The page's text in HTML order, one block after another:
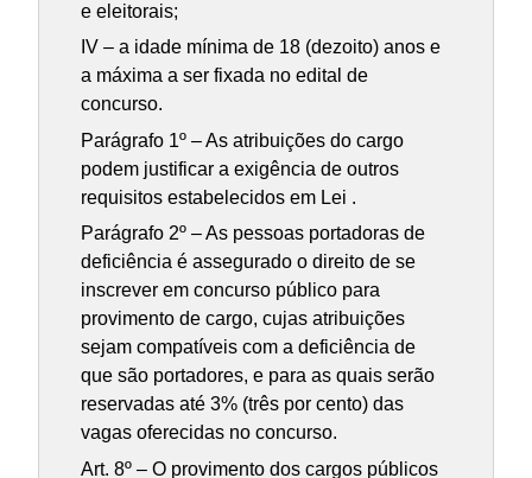
e eleitorais;
IV – a idade mínima de 18 (dezoito) anos e
a máxima a ser fixada no edital de
concurso.
Parágrafo 1º – As atribuições do cargo
podem justificar a exigência de outros
requisitos estabelecidos em Lei .
Parágrafo 2º – As pessoas portadoras de
deficiência é assegurado o direito de se
inscrever em concurso público para
provimento de cargo, cujas atribuições
sejam compatíveis com a deficiência de
que são portadores, e para as quais serão
reservadas até 3% (três por cento) das
vagas oferecidas no concurso.
Art. 8º – O provimento dos cargos públicos